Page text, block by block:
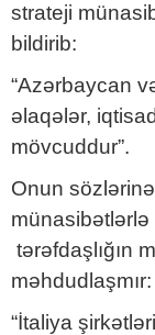
strateji
bildirib:
“Azərbaycan
əlaqələr,
mövcuddur”.
Onun
tərəfdaşlığın
məhdudlaşmır:
“İtaliya